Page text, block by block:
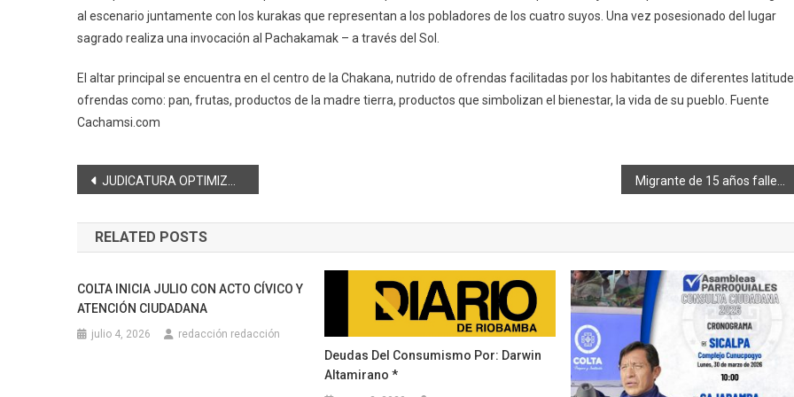
al escenario juntamente con los kurakas que representan a los pobladores de los cuatro suyos. Una vez posesionado del lugar
sagrado realiza una invocación al Pachakamak – a través del Sol.
El altar principal se encuentra en el centro de la Chakana, nutrido de ofrendas facilitadas por los habitantes de diferentes
ofrendas como: pan, frutas, productos de la madre tierra, productos que simbolizan el bienestar, la vida de su pueblo. Fuente
Cachamsi.com
Navegación
de
entradas
JUDICATURA OPTIMIZA EL USO DE CASILLEROS JUDICIALES ELECTRÓNICOS Migrante de 15 años fallece intentando ingresar irregularmente hacia los Estados Unidos
RELATED POSTS
COLTA INICIA JULIO CON ACTO CÍVICO Y
ATENCIÓN CIUDADANA
julio 4, 2026 redacción redacción
Deudas Del Consumismo Por: Darwin
Altamirano *